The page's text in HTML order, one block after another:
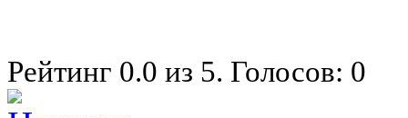
Рейтинг 0.0 из 5. Голосов: 0